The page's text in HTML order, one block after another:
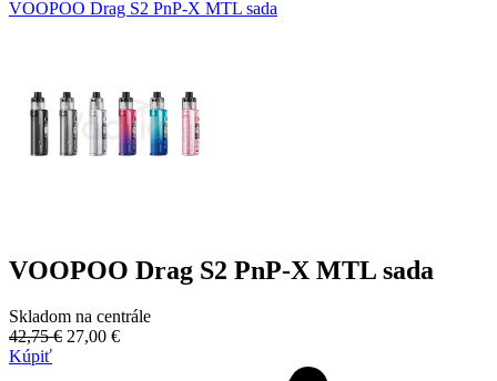
VOOPOO Drag S2 PnP-X MTL sada
VOOPOO Drag S2 PnP-X MTL sada
Skladom na centrále
42,75 € 27,00 €
Kúpiť